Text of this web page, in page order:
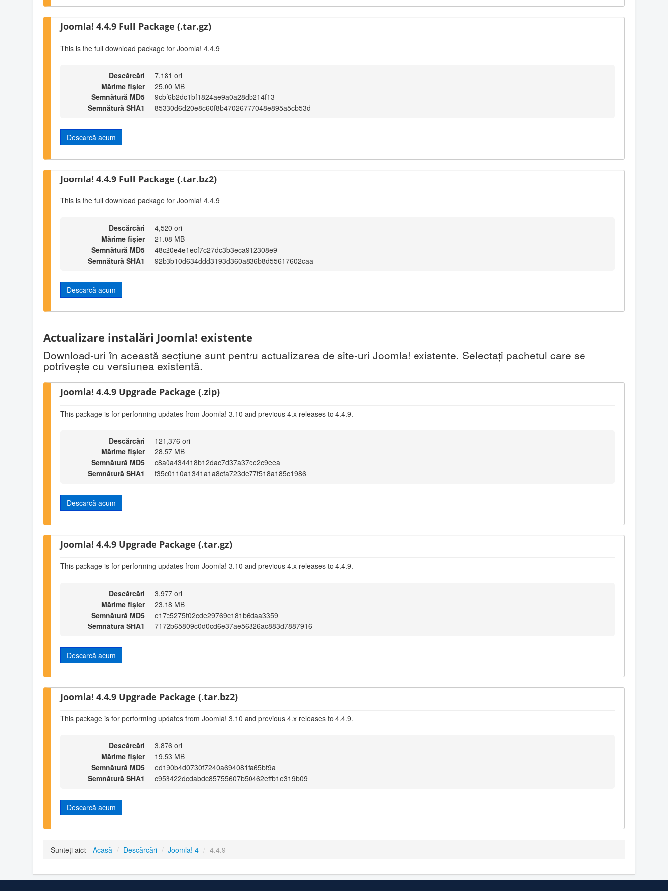
Joomla! 4.4.9 Full Package (.tar.gz)
This is the full download package for Joomla! 4.4.9
Descărcări
7,181 ori
Mărime fișier
25.00 MB
Semnătură MD5
9cbf6b2dc1bf1824ae9a0a28db214f13
Semnătură SHA1
85330d6d20e8c60f8b47026777048e895a5cb53d
Descarcă acum
Joomla! 4.4.9 Full Package (.tar.bz2)
This is the full download package for Joomla! 4.4.9
Descărcări
4,520 ori
Mărime fișier
21.08 MB
Semnătură MD5
48c20e4e1ecf7c27dc3b3eca912308e9
Semnătură SHA1
92b3b10d634ddd3193d360a836b8d55617602caa
Descarcă acum
Actualizare instalări Joomla! existente
Download-uri în această secţiune sunt pentru actualizarea de site-uri Joomla! existente. Selectaţi pachetul care se
potriveşte cu versiunea existentă.
Joomla! 4.4.9 Upgrade Package (.zip)
This package is for performing updates from Joomla! 3.10 and previous 4.x releases to 4.4.9.
Descărcări
121,376 ori
Mărime fișier
28.57 MB
Semnătură MD5
c8a0a434418b12dac7d37a37ee2c9eea
Semnătură SHA1
f35c0110a1341a1a8cfa723de77f518a185c1986
Descarcă acum
Joomla! 4.4.9 Upgrade Package (.tar.gz)
This package is for performing updates from Joomla! 3.10 and previous 4.x releases to 4.4.9.
Descărcări
3,977 ori
Mărime fișier
23.18 MB
Semnătură MD5
e17c5275f02cde29769c181b6daa3359
Semnătură SHA1
7172b65809c0d0cd6e37ae56826ac883d7887916
Descarcă acum
Joomla! 4.4.9 Upgrade Package (.tar.bz2)
This package is for performing updates from Joomla! 3.10 and previous 4.x releases to 4.4.9.
Descărcări
3,876 ori
Mărime fișier
19.53 MB
Semnătură MD5
ed190b4d0730f7240a694081fa65bf9a
Semnătură SHA1
c953422dcdabdc85755607b50462effb1e319b09
Descarcă acum
Sunteți aici: Acasă / Descărcări / Joomla! 4 / 4.4.9